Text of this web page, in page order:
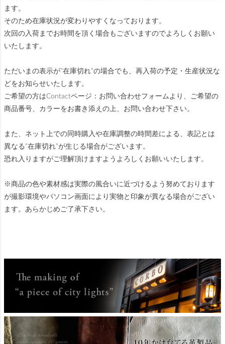
ます。
そのため在庫状況が変わりやすくなっております。
次回の入荷までお時間を頂く場合もございますのでよろしくお願い
いたします。
ただいまの表示が”在庫切れ”の場合でも、再入荷の予定・生産状況な
どをお知らせいたします。
ご希望の方はContactページ：お問い合わせフォームより、ご希望の
商品番号、カラーをお書き添えの上、お問い合わせ下さい。
また、ネット上での同時購入や在庫調整の時間差による、表記とは
異なる”在庫切れ”が生じる場合がございます。
恐れ入りますがご理解頂けますようよろしくお願いいたします。
※商品の色や素材感は実際の風合いに近づけるよう努めております
が撮影環境やパソコン画面により実物と印象が異なる場合がござい
ます。あらかじめご了承下さい。